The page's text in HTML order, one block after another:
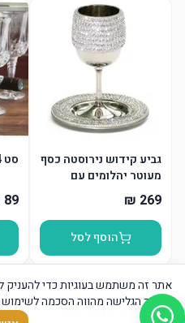
גביע קידוש נירוסטה כסף
מעוטר יהלומים עם
תחתית
הוסף לסל
סט 4 כוסות יין מהודרות
כרית ברית מילה
אתר זה משתמש בעוגיות כדי להעניק
המשך הגלישה מהווה הסכמה לשימוש